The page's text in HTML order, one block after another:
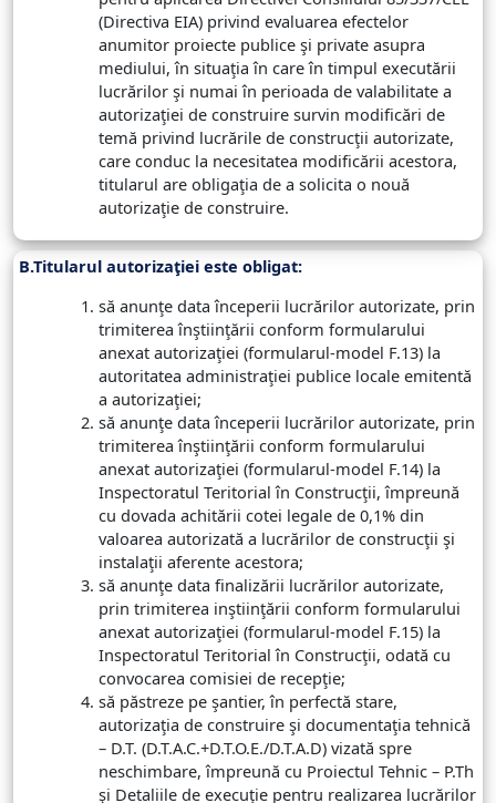
(Directiva EIA) privind evaluarea efectelor
anumitor proiecte publice şi private asupra
mediului, în situaţia în care în timpul executării
lucrărilor şi numai în perioada de valabilitate a
autorizaţiei de construire survin modificări de
temă privind lucrările de construcţii autorizate,
care conduc la necesitatea modificării acestora,
titularul are obligaţia de a solicita o nouă
autorizaţie de construire.
B.Titularul autorizaţiei este obligat:
să anunţe data începerii lucrărilor autorizate, prin
trimiterea înştiinţării conform formularului
anexat autorizaţiei (formularul-model F.13) la
autoritatea administraţiei publice locale emitentă
a autorizaţiei;
să anunţe data începerii lucrărilor autorizate, prin
trimiterea înştiinţării conform formularului
anexat autorizaţiei (formularul-model F.14) la
Inspectoratul Teritorial în Construcţii, împreună
cu dovada achitării cotei legale de 0,1% din
valoarea autorizată a lucrărilor de construcţii şi
instalaţii aferente acestora;
să anunţe data finalizării lucrărilor autorizate,
prin trimiterea inştiinţării conform formularului
anexat autorizaţiei (formularul-model F.15) la
Inspectoratul Teritorial în Construcţii, odată cu
convocarea comisiei de recepţie;
să păstreze pe şantier, în perfectă stare,
autorizaţia de construire şi documentaţia tehnică
– D.T. (D.T.A.C.+D.T.O.E./D.T.A.D) vizată spre
neschimbare, împreună cu Proiectul Tehnic – P.Th
şi Detaliile de execuţie pentru realizarea lucrărilor